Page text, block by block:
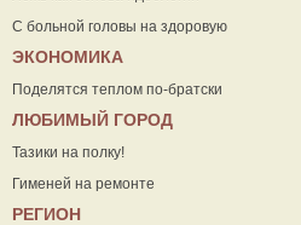
С больной головы на здоровую
ЭКОНОМИКА
Поделятся теплом по-братски
ЛЮБИМЫЙ ГОРОД
Тазики на полку!
Гименей на ремонте
РЕГИОН